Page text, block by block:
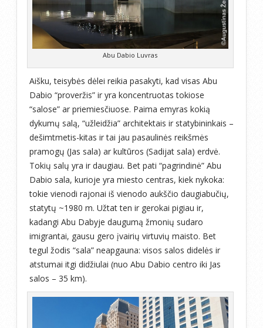
Abu Dabio Luvras
Aišku, teisybės dėlei reikia pasakyti, kad visas Abu
Dabio “proveržis” ir yra koncentruotas tokiose
“salose” ar priemiesčiuose. Paima emyras kokią
dykumų salą, “užleidžia” architektais ir statybininkais –
dešimtmetis-kitas ir tai jau pasaulinės reikšmės
pramogų (Jas sala) ar kultūros (Sadijat sala) erdvė.
Tokių salų yra ir daugiau. Bet pati “pagrindinė” Abu
Dabio sala, kurioje yra miesto centras, kiek nykoka:
tokie vienodi rajonai iš vienodo aukščio daugiabučių,
statytų ~1980 m. Užtat ten ir gerokai pigiau ir,
kadangi Abu Dabyje daugumą žmonių sudaro
imigrantai, gausu gero įvairių virtuvių maisto. Bet
tegul žodis “sala” neapgauna: visos salos didelės ir
atstumai itgi didžiulai (nuo Abu Dabio centro iki Jas
salos – 35 km).